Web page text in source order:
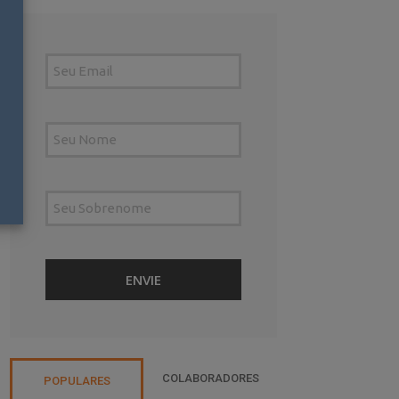
POPULARES COLABORADORES